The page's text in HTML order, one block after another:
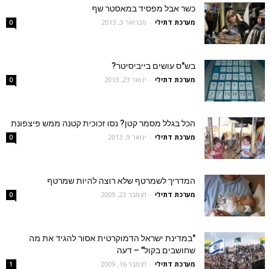
כשר אבל מפסיד במאסטר שף
מערכת דתילי - פברואר 3, 2013 0
בש"ס עושים בייביסיטר?
מערכת דתילי - ינואר 23, 2013 0
הכל בגלל מסמר קטן? נסו זכוכית קטנה ממש פיצפונת
מערכת דתילי - ינואר 9, 2013 0
המדריך לשמרטף שלא רוצה להיות שמרטף
מערכת דתילי - דצמבר 23, 2009 0
"במדינת ישראל הדמוקרטית אסור להגיד את מה
שחושבים בקול" – דעה
מערכת דתילי - דצמבר 16, 2009 1